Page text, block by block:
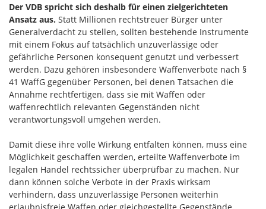
Der VDB spricht sich deshalb für einen zielgerichteten
Ansatz aus. Statt Millionen rechtstreuer Bürger unter
Generalverdacht zu stellen, sollten bestehende Instrumente
mit einem Fokus auf tatsächlich unzuverlässige oder
gefährliche Personen konsequent genutzt und verbessert
werden. Dazu gehören insbesondere Waffenverbote nach §
41 WaffG gegenüber Personen, bei denen Tatsachen die
Annahme rechtfertigen, dass sie mit Waffen oder
waffenrechtlich relevanten Gegenständen nicht
verantwortungsvoll umgehen werden.
Damit diese ihre volle Wirkung entfalten können, muss eine
Möglichkeit geschaffen werden, erteilte Waffenverbote im
legalen Handel rechtssicher überprüfbar zu machen. Nur
dann können solche Verbote in der Praxis wirksam
verhindern, dass unzuverlässige Personen weiterhin
erlaubnisfreie Waffen oder gleichgestellte Gegenstände